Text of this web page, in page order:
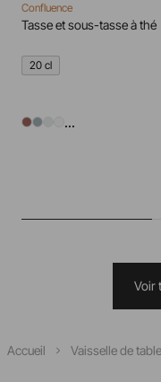
Confluence
Tasse et sous-tasse à thé
20 cl
...
Voir
Accueil Vaisselle de table